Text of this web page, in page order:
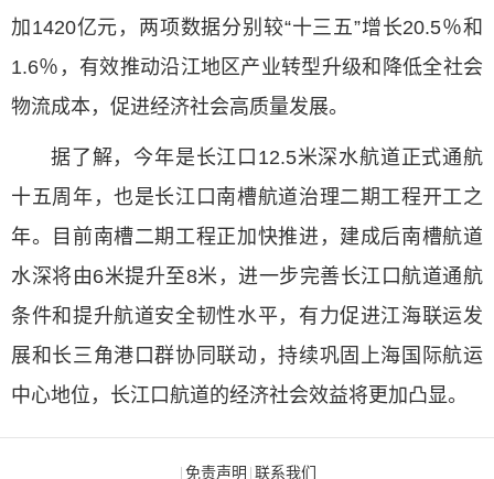
加1420亿元，两项数据分别较“十三五”增长20.5％和
1.6％，有效推动沿江地区产业转型升级和降低全社会
物流成本，促进经济社会高质量发展。
据了解，今年是长江口12.5米深水航道正式通航
十五周年，也是长江口南槽航道治理二期工程开工之
年。目前南槽二期工程正加快推进，建成后南槽航道
水深将由6米提升至8米，进一步完善长江口航道通航
条件和提升航道安全韧性水平，有力促进江海联运发
展和长三角港口群协同联动，持续巩固上海国际航运
中心地位，长江口航道的经济社会效益将更加凸显。
| 免责声明 | 联系我们